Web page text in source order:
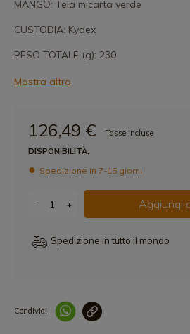
MANGO: Tela micarta verde
CUSTODIA: Kydex
PESO TOTALE (g): 230
Mostra altro
126,49 €
Tasse incluse
DISPONIBILITÀ:
Spedizione in 7-15 giorni
- + Aggiungi
Spedizione in tutto il mondo
Condividi